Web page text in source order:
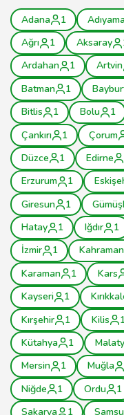
Adana 1
Ağrı
1 Aksaray
Ardahan
1 Artvin
Batman
1
Bitlis
1 Bolu 1
Çankırı
1 Çorum
Düzce
1 Edirne
Erzurum
1
Giresun
1
Hatay
1 Iğdır 1
İzmir
1
Karaman
1 Kars
Kayseri
1
Kırşehir
1 Kilis
Kütahya
1
Mersin
1 Muğla
Niğde
1 Ordu 1
Sakarya
1